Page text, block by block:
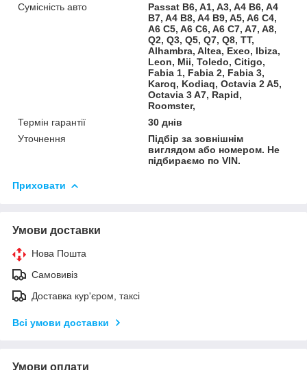
Сумісність авто
Passat B6, A1, A3, A4 B6, A4
B7, A4 B8, A4 B9, A5, A6 C4,
A6 C5, A6 C6, A6 C7, A7, A8,
Q2, Q3, Q5, Q7, Q8, TT,
Alhambra, Altea, Exeo, Ibiza,
Leon, Mii, Toledo, Citigo,
Fabia 1, Fabia 2, Fabia 3,
Karoq, Kodiaq, Octavia 2 A5,
Octavia 3 A7, Rapid,
Roomster,
Термін гарантії
30 днів
Уточнення
Підбір за зовнішнім
виглядом або номером. Не
підбираємо по VIN.
Приховати
Умови доставки
Нова Пошта
Самовивіз
Доставка кур'єром, таксі
Всі умови доставки
Умови оплати